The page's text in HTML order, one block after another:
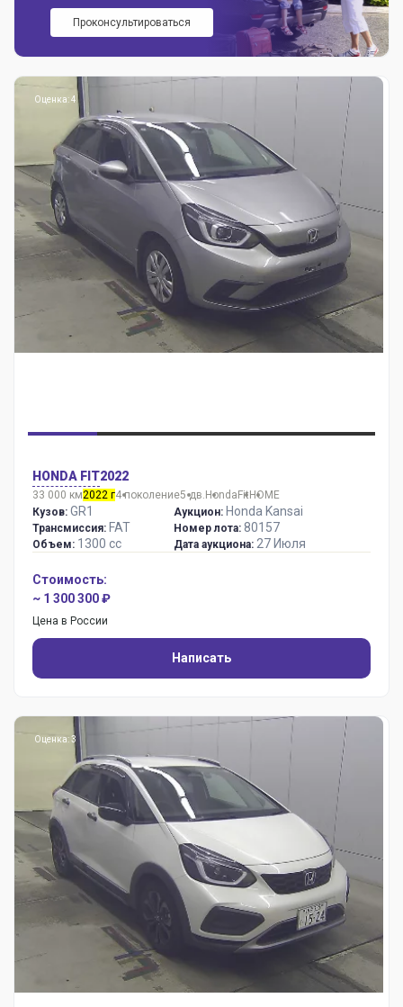
Проконсультироваться
Оценка: 4
HONDA FIT2022
33 000 км2022 г4 поколение5 дв. HondaFitHOME
Кузов: GR1
Трансмиссия: FAT
Объем: 1300 сс
Аукцион: Honda Kansai
Номер лота: 80157
Дата аукциона: 27 Июля
Стоимость:
~ 1 300 300 ₽
Цена в России
Написать
Оценка: 3